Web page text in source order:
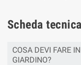
Scheda tecnica
COSA DEVI FARE IN
GIARDINO?